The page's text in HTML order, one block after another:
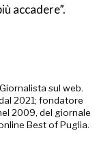
accadere”.
sul web.
2021; fondatore
2009, del giornale
Best of Puglia.